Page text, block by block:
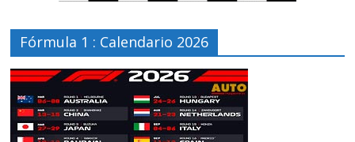
Fórmula 1 : Calendario 2026